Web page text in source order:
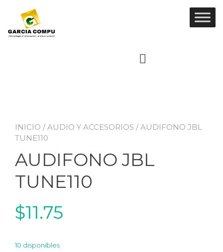
contenido
INICIO /AUDIO Y ACCESORIOS / AUDIFONO JBL
TUNE110
AUDIFONO JBL
TUNE110
$11.75
10 disponibles